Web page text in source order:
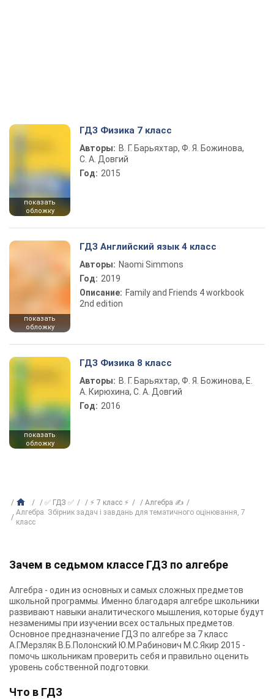
показать
обложку
ГДЗ Физика 7 класс
Авторы: В. Г. Барьяхтар, Ф. Я. Божинова,
С. А. Довгий
Год: 2015
показать
обложку
ГДЗ Английский язык 4 класс
Авторы: Naomi Simmons
Год: 2019
Описание: Family and Friends 4 workbook
2nd edition
показать
обложку
ГДЗ Физика 8 класс
Авторы: В. Г. Барьяхтар, Ф. Я. Божинова, Е.
А. Кирюхина, С. А. Довгий
Год: 2016
✅ ГДЗ ✅ ⚡ 7 класс ⚡
Алгебра ✍
Алгебра. Збірник задач і завдань для тематичного оцінювання, 7
класс
Зачем в седьмом классе ГДЗ по алгебре
Алгебра - один из основных и самых сложных предметов
школьной программы. Именно благодаря алгебре школьники
развивают навыки аналитического мышления, которые будут
незаменимы при изучении всех остальных предметов.
Основное предназначение ГДЗ по алгебре за 7 класс
А.Г.Мерзляк В.Б.Полонский Ю.М.Рабинович М.С.Якир 2015 -
помочь школьникам проверить себя и правильно оценить
уровень собственной подготовки.
Что в ГДЗ